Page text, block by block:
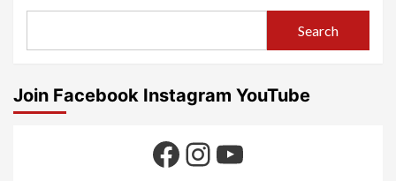
अखंडित
अभियान
सहलीसाठी
Search
Join Facebook Instagram YouTube
Facebook
Instagram
YouTube